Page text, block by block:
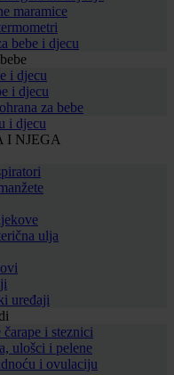
maramice
bebe i djecu
i djecu
i djecu
za bebe
i djecu
I NJEGA
ulja
uređaji
i steznici
ulošci i pelene
i ovulaciju